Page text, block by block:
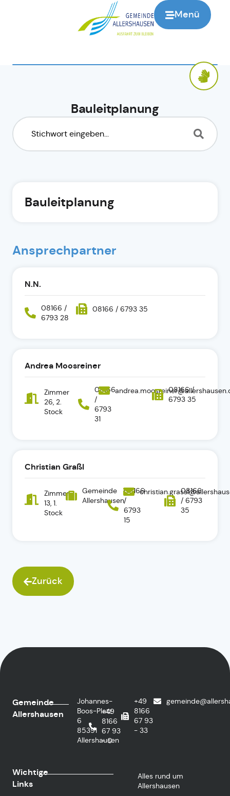
Menü
Bauleitplanung
Bauleitplanung
Ansprechpartner
N.N.
08166 /
6793 28
08166 / 6793 35
Andrea Moosreiner
Zimmer
26, 2.
Stock
08166
/
6793
31
08166 /
6793 35
Christian Graßl
Zimmer
13, 1.
Stock
Gemeinde
Allershausen
08166
/
6793
15
08166
/ 6793
35
Zurück
Gemeinde
Allershausen
Johannes-
Boos-Platz
6
85391
Allershausen
+49
8166
67 93
- 0
+49
8166
67 93
- 33
Wichtige
Links
Alles rund um
Allershausen